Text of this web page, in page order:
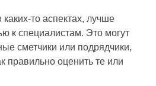
то аспектах, лучше
к специалистам. Это могут
сметчики или подрядчики,
правильно оценить те или